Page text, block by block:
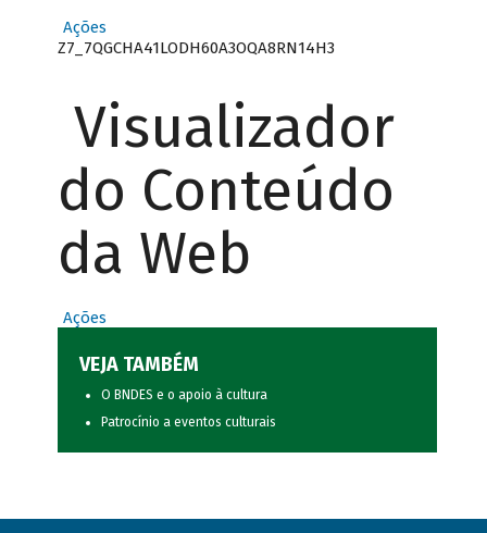
Ações
Z7_7QGCHA41LODH60A3OQA8RN14H3
Visualizador
do Conteúdo
da Web
Ações
VEJA TAMBÉM
O BNDES e o apoio à cultura
Patrocínio a eventos culturais